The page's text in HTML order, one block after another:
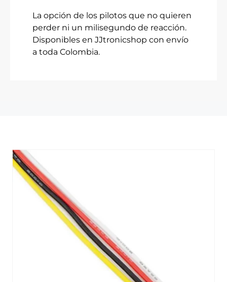
La opción de los pilotos que no quieren
perder ni un milisegundo de reacción.
Disponibles en JJtronicshop con envío
a toda Colombia.